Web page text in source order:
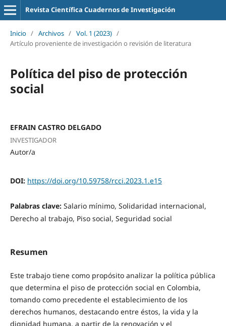
Revista Científica Cuadernos de Investigación
Inicio / Archivos / Vol. 1 (2023) /
Artículo proveniente de investigación o revisión de literatura
Política del piso de protección
social
EFRAIN CASTRO DELGADO
INVESTIGADOR
Autor/a
DOI: https://doi.org/10.59758/rcci.2023.1.e15
Palabras clave: Salario mínimo, Solidaridad internacional,
Derecho al trabajo, Piso social, Seguridad social
Resumen
Este trabajo tiene como propósito analizar la política pública
que determina el piso de protección social en Colombia,
tomando como precedente el establecimiento de los
derechos humanos, destacando entre éstos, la vida y la
dignidad humana, a partir de la renovación y el